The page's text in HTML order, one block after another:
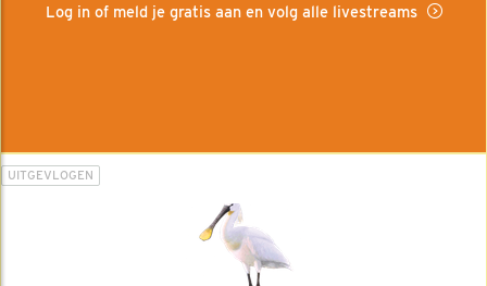
Log in of meld je gratis aan en volg alle livestreams
UITGEVLOGEN